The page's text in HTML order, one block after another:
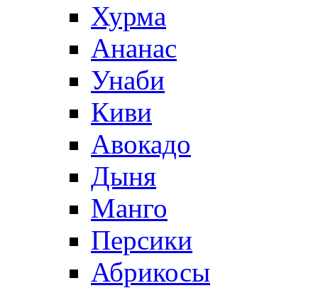
Хурма
Ананас
Унаби
Киви
Авокадо
Дыня
Манго
Персики
Абрикосы